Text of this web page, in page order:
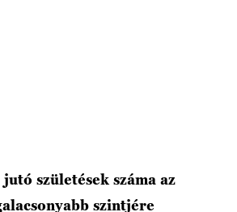
születések száma az
szintjére